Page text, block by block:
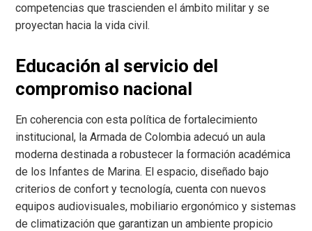
competencias que trascienden el ámbito militar y se
proyectan hacia la vida civil.
Educación al servicio del
compromiso nacional
En coherencia con esta política de fortalecimiento
institucional, la Armada de Colombia adecuó un aula
moderna destinada a robustecer la formación académica
de los Infantes de Marina. El espacio, diseñado bajo
criterios de confort y tecnología, cuenta con nuevos
equipos audiovisuales, mobiliario ergonómico y sistemas
de climatización que garantizan un ambiente propicio